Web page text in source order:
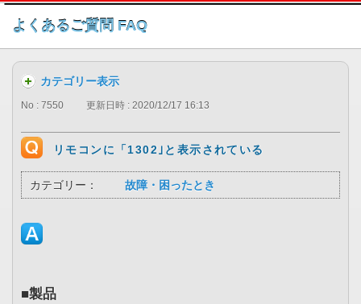
このページの本文へ
よくあるご質問 FAQ
カテゴリー表示
No : 7550 更新日時 : 2020/12/17 16:13
リモコンに「1302｣と表示されている
カテゴリー： 故障・困ったとき
■製品